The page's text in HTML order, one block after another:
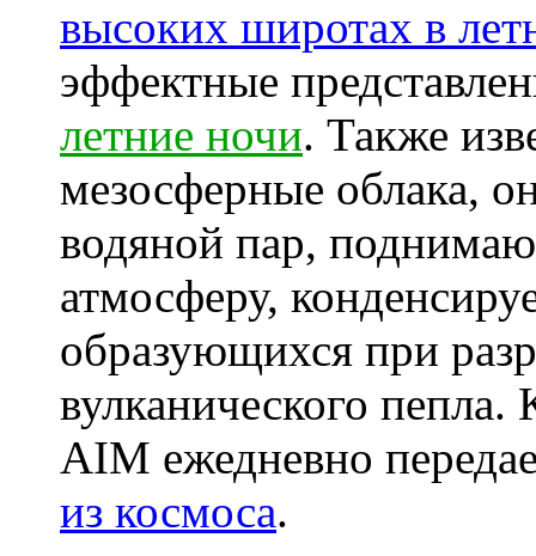
высоких широтах в
эффектные
летние ночи. Также
мезосферные облака,
водяной пар,
атмосферу,
образующихся при
вулканического
AIM ежедневно
из космоса.